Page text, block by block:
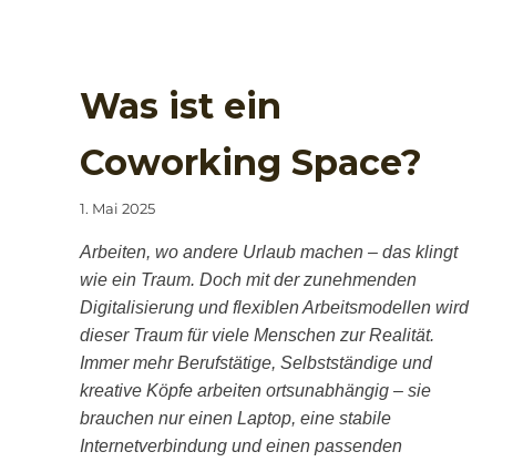
Was ist ein
Coworking Space?
1. Mai 2025
Arbeiten, wo andere Urlaub machen – das klingt
wie ein Traum. Doch mit der zunehmenden
Digitalisierung und flexiblen Arbeitsmodellen wird
dieser Traum für viele Menschen zur Realität.
Immer mehr Berufstätige, Selbstständige und
kreative Köpfe arbeiten ortsunabhängig – sie
brauchen nur einen Laptop, eine stabile
Internetverbindung und einen passenden